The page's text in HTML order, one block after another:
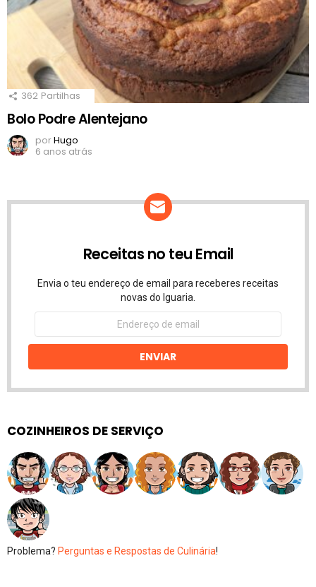
362 Partilhas
Bolo Podre Alentejano
porHugo
6 anos atrás
Receitas no teu Email
Envia o teu endereço de email para receberes receitas
novas do Iguaria.
Endereço
email
ENVIAR
COZINHEIROS DE SERVIÇO
Problema? Perguntas e Respostas de Culinária!